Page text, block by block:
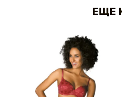
ЕЩЕ